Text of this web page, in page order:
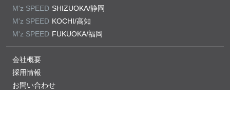
M'z SPEED SHIZUOKA/静岡
M'z SPEED KOCHI/高知
M'z SPEED FUKUOKA/福岡
会社概要
採用情報
お問い合わせ